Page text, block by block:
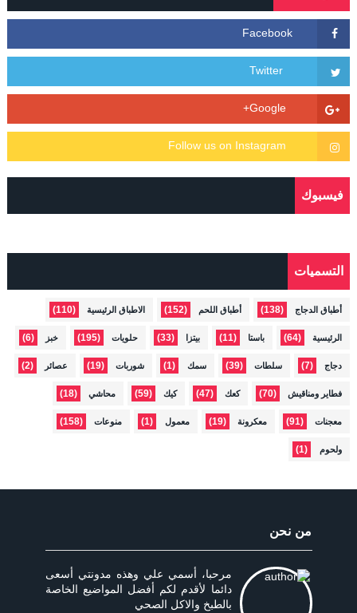
فيسبوك
التسميات
أطباق الدجاج (138) أطباق اللحم (152) الاطباق الرئيسية (110)
الرئيسية (64) باستا (11) بيتزا (33) حلويات (195) خبز (6)
دجاج (7) سلطات (39) سمك (1) شوربات (19) عصائر (2)
فطاير ومناقيش (70) كعك (47) كيك (59) محاشي (18)
معجنات (91) معكرونة (19) معمول (1) منوعات (158)
ولحوم (1)
من نحن
مرحبا، أسمي علي وهذه مدونتي أسعى
دائما لأقدم لكم أفضل المواضيع الخاصة
بالطبخ والاكل الصحي